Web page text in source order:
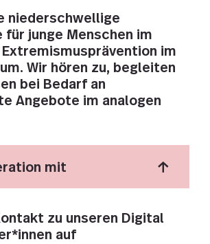
niederschwellige
junge Menschen im
im
Wir hören zu, begleiten
bei Bedarf an
Angebote im analogen
mit
zu unseren Digital
auf